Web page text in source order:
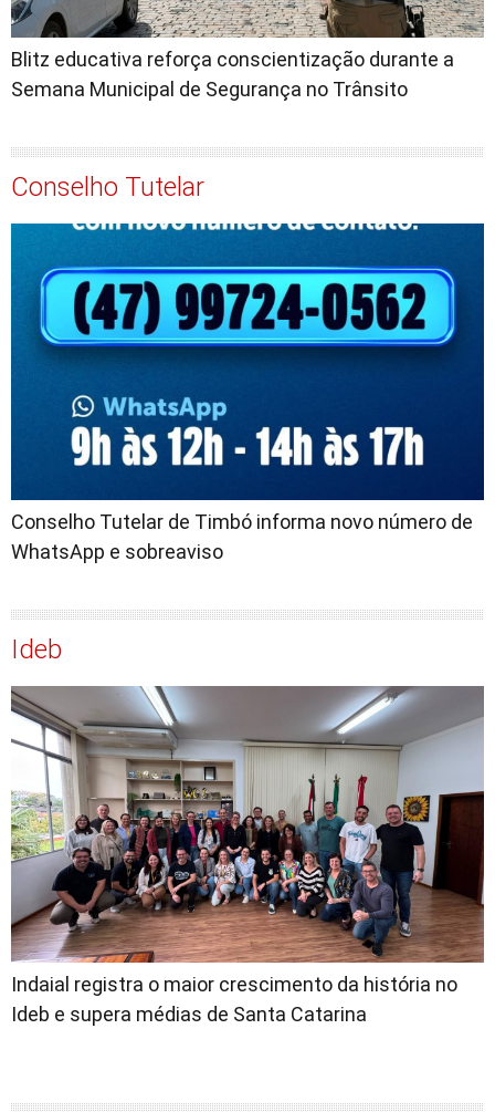
Blitz educativa reforça conscientização durante a
Semana Municipal de Segurança no Trânsito
Conselho Tutelar
Conselho Tutelar de Timbó informa novo número de
WhatsApp e sobreaviso
Ideb
Indaial registra o maior crescimento da história no
Ideb e supera médias de Santa Catarina